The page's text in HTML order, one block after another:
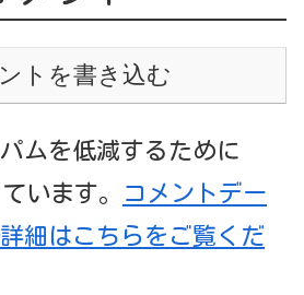
トを書き込む
ムを低減するために
います。
コメントデー
細はこちらをご覧くだ